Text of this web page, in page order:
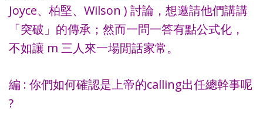
Joyce、柏堅、Wilson ) 討論，想邀請他們講講
「突破」的傳承；然而一問一答有點公式化，
不如讓 m 三人來一場閒話家常。
編 : 你們如何確認是上帝的calling出任總幹事呢
?